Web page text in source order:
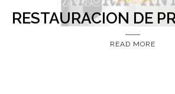
RESTAURACION DE
READ MORE